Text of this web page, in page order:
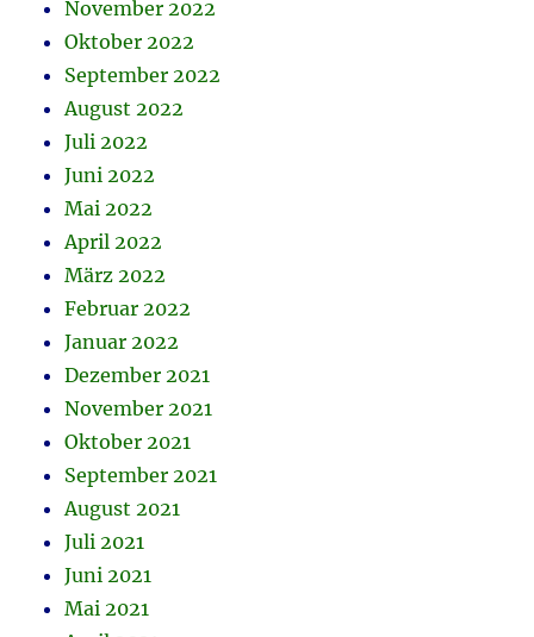
November 2022
Oktober 2022
September 2022
August 2022
Juli 2022
Juni 2022
Mai 2022
April 2022
März 2022
Februar 2022
Januar 2022
Dezember 2021
November 2021
Oktober 2021
September 2021
August 2021
Juli 2021
Juni 2021
Mai 2021